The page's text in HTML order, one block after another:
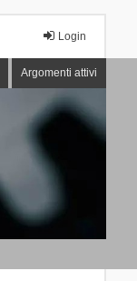
Login
Argomenti attivi